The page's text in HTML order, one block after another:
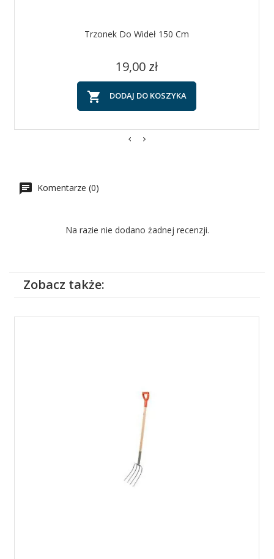
Trzonek Do Wideł 150 Cm
Cena
19,00 zł
 DODAJ DO KOSZYKA
Komentarze (0)
Na razie nie dodano żadnej recenzji.
Zobacz także: